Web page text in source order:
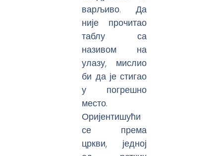
варљиво. Да
није прочитао
таблу са
називом на
улазу, мислио
би да је стигао
у погрешно
место.
Оријентишући
се према
цркви, једној